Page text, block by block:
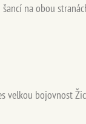
na obou
velkou bojovnost